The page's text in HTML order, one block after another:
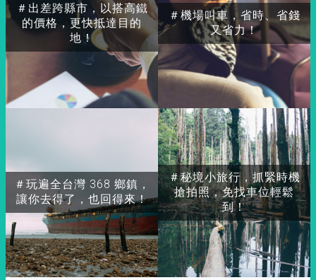
＃出差跨縣市，以搭高鐵
的價格，更快抵達目的
地！
＃玩遍全台灣 368 鄉鎮，
讓你去得了，也回得來！
＃秘境小旅行，抓緊時機
搶拍照，免找車位輕鬆
到！
＃機場叫車，省時、省錢
又省力！